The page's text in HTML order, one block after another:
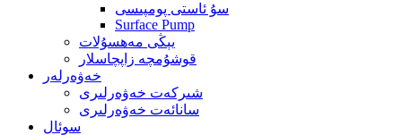
سۇ ئاستى پومپىسى
Surface Pump
يېڭى مەھسۇلات
قوشۇمچە زاپچاسلار
خەۋەرلەر
شىركەت خەۋەرلىرى
سانائەت خەۋەرلىرى
سوئال